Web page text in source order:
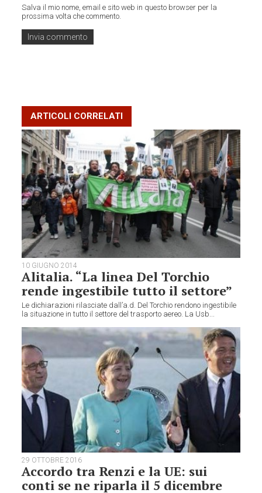
Salva il mio nome, email e sito web in questo browser per la
prossima volta che commento.
ARTICOLI CORRELATI
10 GIUGNO 2014
Alitalia. “La linea Del Torchio
rende ingestibile tutto il settore”
Le dichiarazioni rilasciate dall’a.d. Del Torchio rendono ingestibile
la situazione in tutto il settore del trasporto aereo. La Usb...
29 OTTOBRE 2016
Accordo tra Renzi e la UE: sui
conti se ne riparla il 5 dicembre